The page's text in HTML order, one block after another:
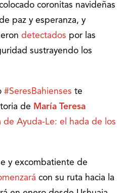
coronitas navideñas
paz y esperanza, y
detectados por las
sustrayendo los
#SeresBahienses te
de María Teresa
de Ayuda-Le: el hada de los
y excombatiente de
con su ruta hacia la